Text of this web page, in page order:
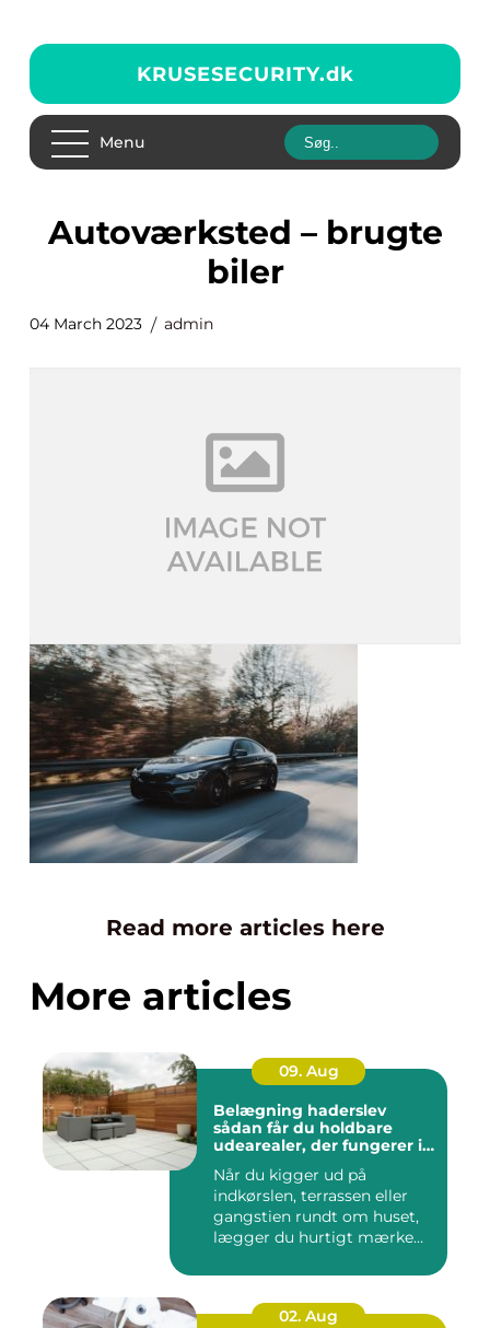
KRUSESECURITY.dk
Menu
autoværksted – brugte
biler
04 March 2023 admin
Read more articles here
More articles
09. Aug
Belægning haderslev
sådan får du holdbare
udearealer, der fungerer i
Når du kigger ud på
indkørslen, terrassen eller
gangstien rundt om huset,
lægger du hurtigt mærke
02. Aug